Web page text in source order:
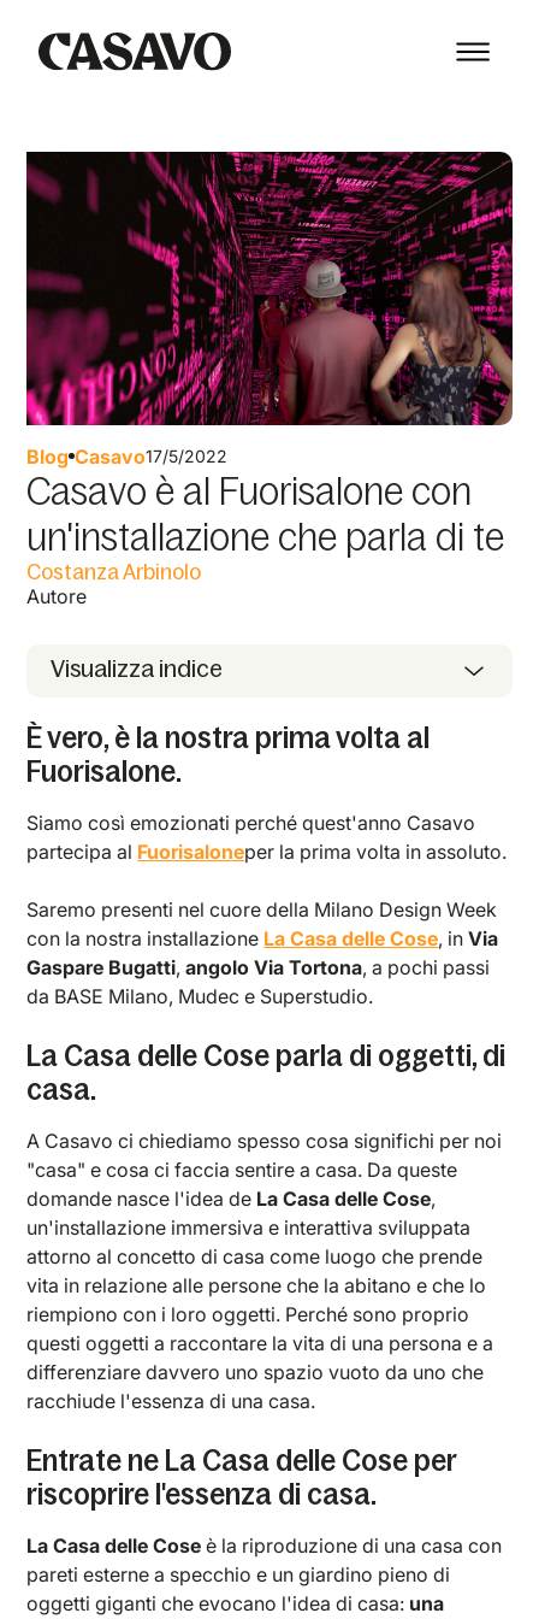
Blog Casavo17/5/2022
Casavo è al Fuorisalone con
un'installazione che parla di te
Costanza Arbinolo
Autore
Visualizza indice
È vero, è la nostra prima volta al
Fuorisalone.
Siamo così emozionati perché quest'anno Casavo
partecipa al Fuorisaloneper la prima volta in assoluto.
Saremo presenti nel cuore della Milano Design Week
con la nostra installazione La Casa delle Cose, inVia
Gaspare Bugatti,angolo Via Tortona, a pochi passi
da BASE Milano, Mudec e Superstudio.
La Casa delle Cose parla di oggetti, di
casa.
A Casavo ci chiediamo spesso cosa significhi per noi
"casa" e cosa ci faccia sentire a casa. Da queste
domande nasce l'idea de La Casa delle Cose,
un'installazione immersiva e interattiva sviluppata
attorno al concetto di casa come luogo che prende
vita in relazione alle persone che la abitano e che lo
riempiono con i loro oggetti. Perché sono proprio
questi oggetti a raccontare la vita di una persona e a
differenziare davvero uno spazio vuoto da uno che
racchiude l'essenza di una casa.
Entrate ne La Casa delle Cose per
riscoprire l'essenza di casa.
La Casa delle Cose è la riproduzione di una casa con
pareti esterne a specchio e un giardino pieno di
oggetti giganti che evocano l'idea di casa: una